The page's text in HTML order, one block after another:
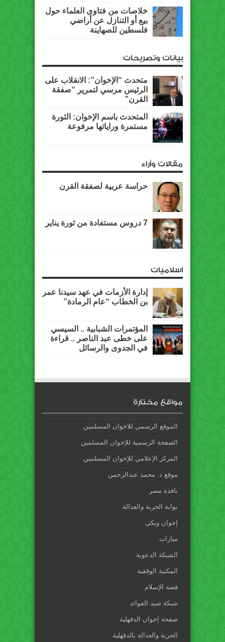
خلاصات من فتاوى العلماء حول
بيع أو التنازل عن أراضي
فلسطين للصهاينة
بيانات وتصريحات
متحدث “الإخوان”: الانقلاب على
الرئيس مرسي لتمرير “صفقة
القرن”
المتحدث باسم الإخوان: الثورة
مستمرة وراياتها مرفوعة
مقالات وآراء
حراسة عربية لصفقة القرن
7 دروس مستفادة من ثورة يناير
اسلاميات
إدارة الأزمات في عهد سيدنا عمر
بن الخطاب “عام الرمادة”
المؤتمرات الشبابية .. السيسي
على خطى عبد الناصر .. قراءة
في الجدوى والرسائل
مواقع مختارة
الموقع الرسمي للاخوان المسلمين
الصفحة الرسمية للإخوان المسلمين
المركز الإعلامي للإخوان المسلمين
موقع د. محمد عبدالرحمن
نافذة مصر
بوابة الحرية والعدالة
إخوان ويكي
منارات
الشبكة الدعوية
المكتبة الوقفية
قصة الإسلام
شبكة صيد الفوائد
صفحة إخوان الدقهلية
الحرية والعدالة بالدقهلية